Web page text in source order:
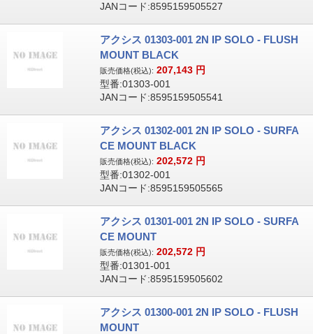
JANコード:8595159505527
アクシス 01303-001 2N IP SOLO - FLUSH
MOUNT BLACK
販売価格(税込): 207,143 円
型番:01303-001
JANコード:8595159505541
アクシス 01302-001 2N IP SOLO - SURFA
CE MOUNT BLACK
販売価格(税込): 202,572 円
型番:01302-001
JANコード:8595159505565
アクシス 01301-001 2N IP SOLO - SURFA
CE MOUNT
販売価格(税込): 202,572 円
型番:01301-001
JANコード:8595159505602
アクシス 01300-001 2N IP SOLO - FLUSH
MOUNT